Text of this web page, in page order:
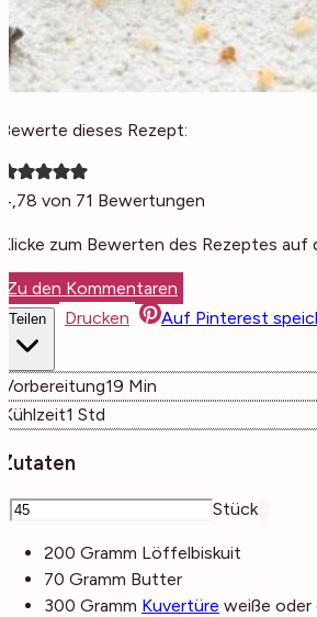
Bewerte dieses Rezept:
4,78 von 71 Bewertungen
Klicke zum Bewerten des Rezeptes auf
Zu den Kommentaren
Teilen Drucken Auf Pinterest
Vorbereitung19 Minuten
Min
Kühlzeit1 Stunde
Std
Zutaten
Stück
200 Gramm Löffelbiskuit
70 Gramm Butter
300 Gramm Kuvertüre weiße oder